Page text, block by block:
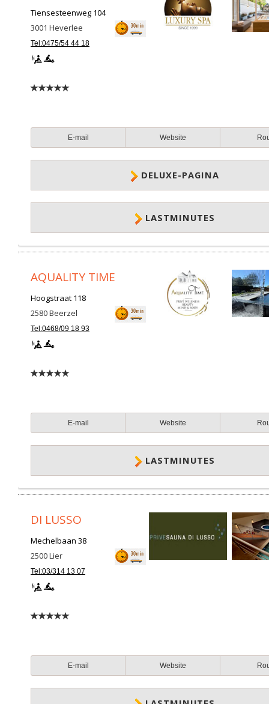
Tiensesteenweg 104
3001 Heverlee
Tel:0475/54 44 18
E-mail Website
DELUXE-PAGINA
LASTMINUTES
AQUALITY TIME
Hoogstraat 118
2580Beerzel
Tel:0468/09 18 93
E-mail Website
LASTMINUTES
DI LUSSO
Mechelbaan 38
2500Lier
Tel:03/314 13 07
E-mail Website